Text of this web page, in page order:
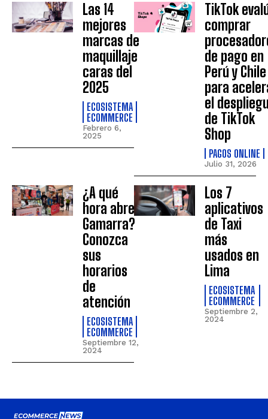
Las 14
mejores
marcas de
maquillaje
caras del
2025
ECOSISTEMA
ECOMMERCE
Febrero 6,
2025
TikTok
comprar
de pago en
Perú y Chile
para
el
de TikTok
Shop
PAGOS ONLINE
Julio 31, 2026
¿A qué
hora abre
Gamarra?
Conozca
sus
horarios
de
atención
ECOSISTEMA
ECOMMERCE
Septiembre 12,
2024
Los 7
aplicativos
de Taxi
más
usados en
Lima
ECOSISTEMA
ECOMMERCE
Septiembre 2,
2024